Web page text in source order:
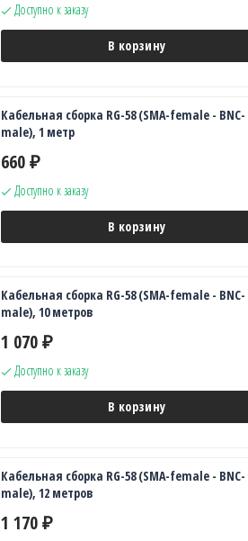
Доступно к заказу
В корзину
Кабельная сборка RG-58 (SMA-female - BNC-
male), 1 метр
660 ₽
Доступно к заказу
В корзину
Кабельная сборка RG-58 (SMA-female - BNC-
male), 10 метров
1 070 ₽
Доступно к заказу
В корзину
Кабельная сборка RG-58 (SMA-female - BNC-
male), 12 метров
1 170 ₽